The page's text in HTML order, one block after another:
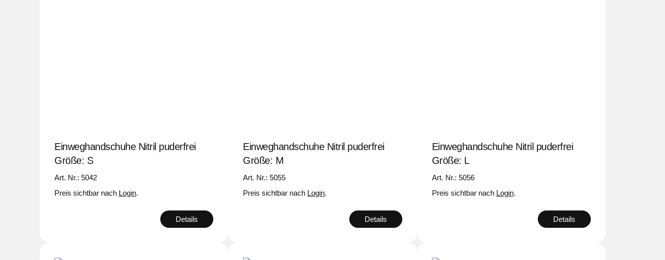
Einweghandschuhe Nitril puderfrei
Größe: S
Art. Nr.: 5042
Preis sichtbar nach Login.
Details
Einweghandschuhe Nitril puderfrei
Größe: M
Art. Nr.: 5055
Preis sichtbar nach Login.
Details
Einweghandschuhe Nitril puderfrei
Größe: L
Art. Nr.: 5056
Preis sichtbar nach Login.
Details